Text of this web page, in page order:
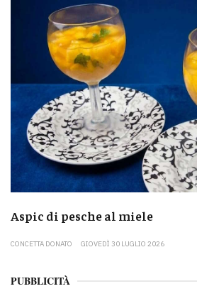
Aspic di pesche al miele
CONCETTA DONATO GIOVEDÌ 30 LUGLIO 2026
PUBBLICITÀ